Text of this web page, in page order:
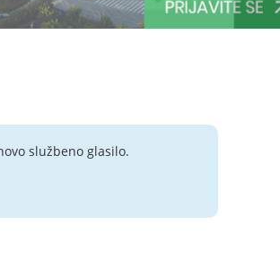
službeno glasilo.